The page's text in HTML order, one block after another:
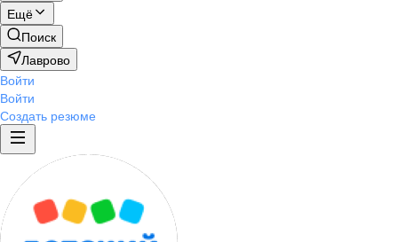
Ещё
Поиск
Лаврово
Войти
Войти
Создать резюме